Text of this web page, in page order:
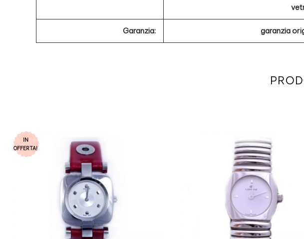
Garanzia: garanzia
IN
OFFERTA!